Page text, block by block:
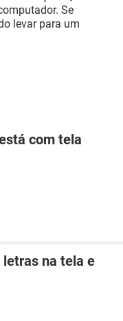
Se
levar para um
com tela
letras na tela e